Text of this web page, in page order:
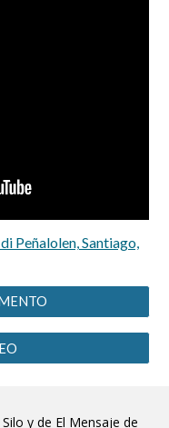
Peñalolen, Santiago,
y de El Mensaje de